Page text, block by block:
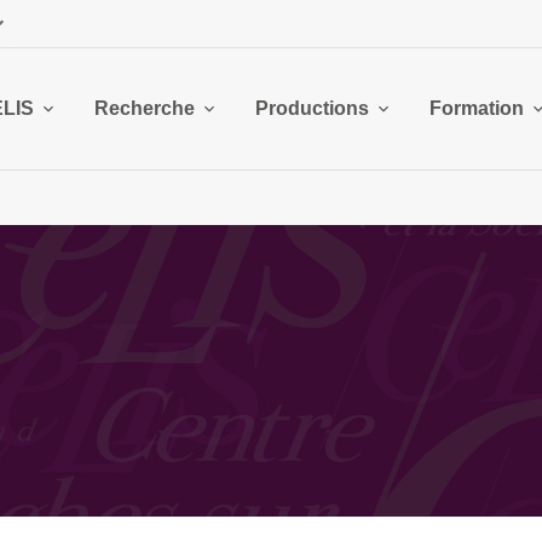
Recherche Productions Formation